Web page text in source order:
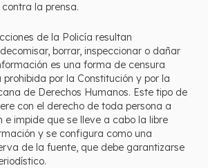
la prensa.
de la Policía resultan
borrar, inspeccionar o dañar
es una forma de censura
por la Constitución y por la
de Derechos Humanos. Este tipo de
con el derecho de toda persona a
e impide que se lleve a cabo la libre
y se configura como una
de la fuente, que debe garantizarse